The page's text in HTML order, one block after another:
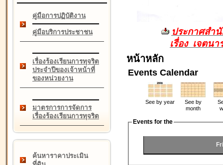
คู่มือการปฏิบัติงาน
คู่มือบริการประชาชน
เรื่องร้องเรียนการทุจริต
ประจำปีของเจ้าหน้าที่
ของหน่วยงาน
มาตรการการจัดการ
เรื่องร้องเรียนการทุจริต
ค้นหาราคาประเมิน
ประกาศสำ
เรื่อง เจตน
หน้าหลัก
Events Calendar
See by year
See by
month
Events for the